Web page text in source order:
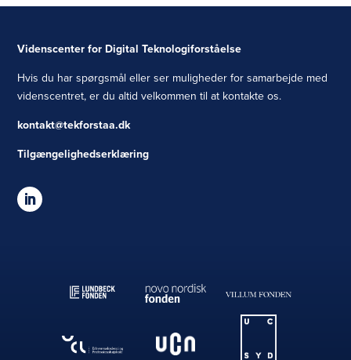
Videnscenter for Digital Teknologiforståelse
Hvis du har spørgsmål eller ser muligheder for samarbejde med
videnscentret, er du altid velkommen til at kontakte os.
kontakt@tekforstaa.dk
Tilgængelighedserklæring